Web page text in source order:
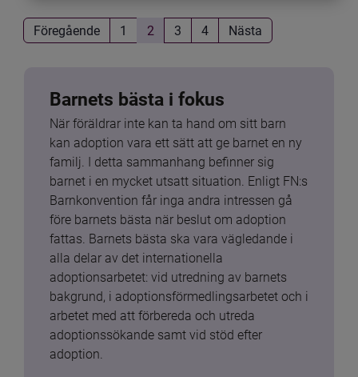
Föregående 1 2 3 4 Nästa
Barnets bästa i fokus
När föräldrar inte kan ta hand om sitt barn
kan adoption vara ett sätt att ge barnet en ny
familj. I detta sammanhang befinner sig
barnet i en mycket utsatt situation. Enligt FN:s
Barnkonvention får inga andra intressen gå
före barnets bästa när beslut om adoption
fattas. Barnets bästa ska vara vägledande i
alla delar av det internationella
adoptionsarbetet: vid utredning av barnets
bakgrund, i adoptionsförmedlingsarbetet och i
arbetet med att förbereda och utreda
adoptionssökande samt vid stöd efter
adoption.